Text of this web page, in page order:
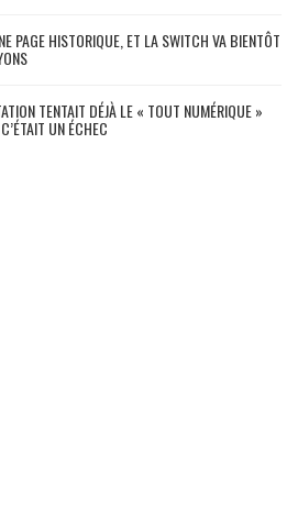
PAGE HISTORIQUE, ET LA SWITCH VA BIENTÔT
TENTAIT DÉJÀ LE « TOUT NUMÉRIQUE »
UN ÉCHEC